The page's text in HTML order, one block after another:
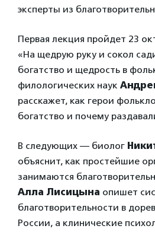
эксперты из
Первая лекция пройдет 23
«На щедрую руку и сокол
богатство и щедрость в
филологических наук
расскажет, как герои
богатство и почему
В следующих — биолог
объяснит, как простейшие
занимаются
Алла Лисицына опишет
благотворительности в
России, а клинические